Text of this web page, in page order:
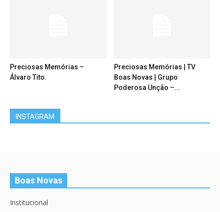
Preciosas Memórias –
Álvaro Tito.
Preciosas Memórias | TV
Boas Novas | Grupo
Poderosa Unção –...
INSTAGRAM
Boas Novas
Institucional